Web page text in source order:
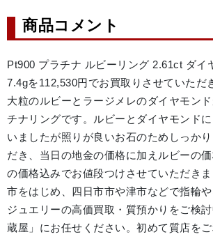
商品コメント
Pt900 プラチナ ルビーリング 2.61ct ダイ
7.4gを112,530円でお買取りさせていただ
大粒のルビーとラージメレのダイヤモン
チナリングです。ルビーとダイヤモンド
いましたが照りが良いお石のためしっか
だき、当日の地金の価格に加えルビーの
の価格込みでお値段つけさせていただき
市をはじめ、四日市市や津市などで指輪
ジュエリーの高価買取・質預かりをご検
蔵屋」にお任せください。初めて質店を